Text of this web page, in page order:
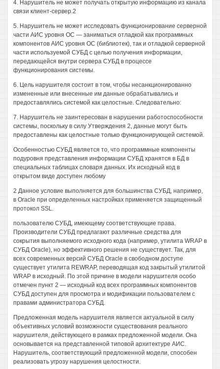
4. Нарушитель не может получать открытую информацию из канала
связи клиент-сервер.2
5. Нарушитель не может исследовать функционирование серверной
части АИС уровня ОС — заниматься отладкой как программных
компонентов АИС уровня ОС (библиотек), так и отладкой серверной
части используемой СУБД с целью получения информации,
передающейся внутри сервера СУБД в процессе
функционирования системы.
6. Цель нарушителя состоит в том, чтобы несанкционированно
измененные или внесенные им данные обрабатывались и
предоставлялись системой как целостные. Следовательно:
7. Нарушитель не заинтересован в нарушении работоспособности
системы, поскольку в силу Утверждения 2, данные могут быть
предоставлены как целостные только функционирующей системой.
Особенностью СУБД является то, что программные компоненты
подуровня представления информации СУБД хранятся в БД в
специальных таблицах словаря данных. Их исходный код в
открытом виде доступен любому
2 Данное условие выполняется для большинства СУБД, например,
в Oracle при определенных настройках применяется защищенный
протокол SSL.
пользователю СУБД, имеющему соответствующие права.
Производители СУБД предлагают различные средства для
сокрытия выполняемого исходного кода (например, утилита WRAP в
СУБД Oracle), но эффективного решения не существует. Так, для
всех современных версий СУБД Oracle в свободном доступе
существует утилита REWRAP, переводящая код закрытый утилитой
WRAP в исходный. По этой причине в модели нарушителя особо
отмечен пункт 2 — исходный код всех программных компонентов
СУБД доступен для просмотра и модификации пользователем с
правами администратора СУБД.
Предложенная модель нарушителя является актуальной в силу
объективных условий возможности существования реального
нарушителя, действующего в рамках предложенной модели. Она
основывается на представленной типовой архитектуре АИС.
Нарушитель, соответствующий предложенной модели, способен
реализовать угрозу нарушения целостности.